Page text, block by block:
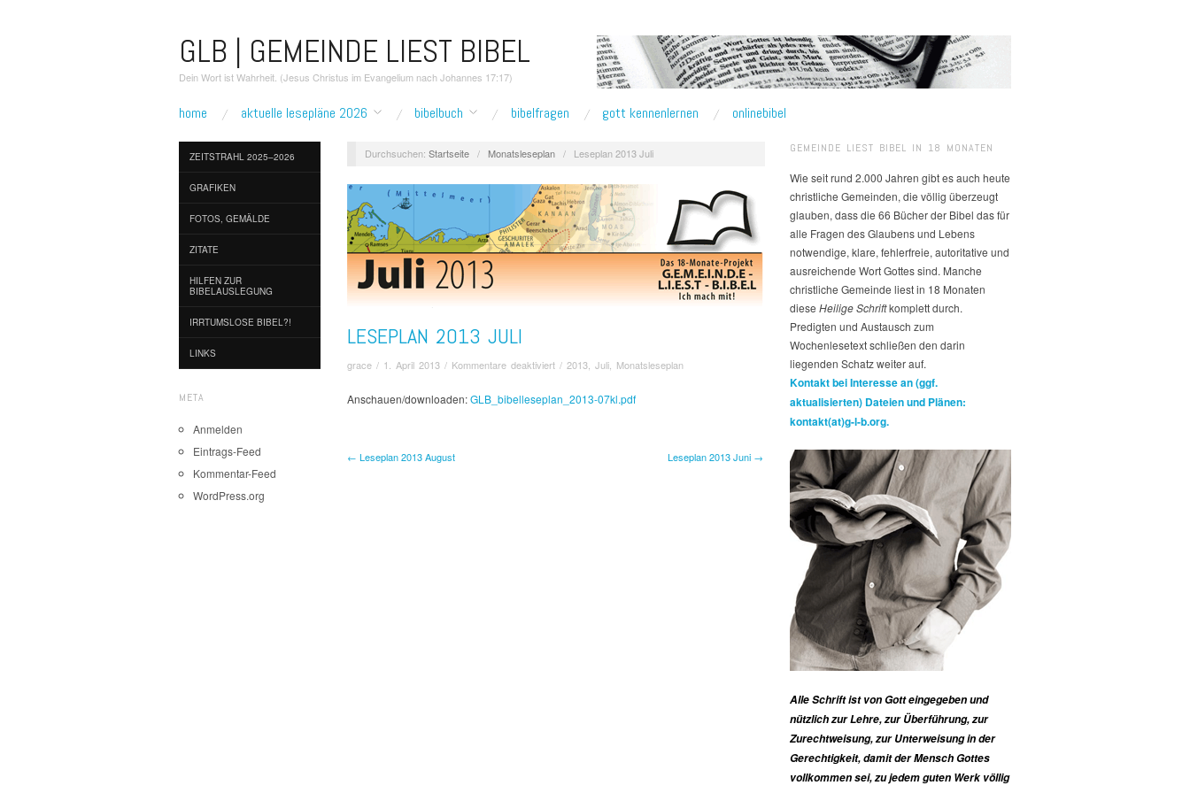
GLB | GEMEINDE LIEST BIBEL
Dein Wort ist Wahrheit. (Jesus Christus im Evangelium nach Johannes 17:17)
home aktuelle lesepläne 2026 bibelbuch bibelfragen gott kennenlernen onlinebibel
ZEITSTRAHL 2025–2026
GRAFIKEN
FOTOS, GEMÄLDE
ZITATE
HILFEN ZUR
BIBELAUSLEGUNG
IRRTUMSLOSE BIBEL?!
LINKS
META
Anmelden
Eintrags-Feed
Kommentar-Feed
WordPress.org
Durchsuchen: Startseite / Monatsleseplan / Leseplan 2013 Juli
LESEPLAN 2013 JULI
grace / 1. April 2013 / Kommentare deaktiviertfür
2013
/ 2013 Juli Monatsleseplan
Anschauen/downloaden:GLB_bibelleseplan_2013-07kl.pdf
← Leseplan 2013 August Leseplan 2013 Juni →
GEMEINDE LIEST BIBEL IN 18 MONATEN
Wie seit rund 2.000 Jahren gibt es auch heute
christliche Gemeinden, die völlig überzeugt
glauben, dass die 66 Bücher der Bibel das für
alle Fragen des Glaubens und Lebens
notwendige, klare, fehlerfreie, autoritative und
ausreichende Wort Gottes sind. Manche
christliche Gemeinde liest in 18 Monaten
diese Heilige Schriftkomplett durch.
Predigten und Austausch zum
Wochenlesetext schließen den darin
liegenden Schatz weiter auf.
Kontakt bei Interesse an (ggf.
aktualisierten) Dateien und Plänen:
kontakt(at)g-l-b.org.
Alle Schrift ist von Gott eingegeben und
nützlich zur Lehre, zur Überführung, zur
Zurechtweisung, zur Unterweisung in der
Gerechtigkeit, damit der Mensch Gottes
vollkommen sei, zu jedem guten Werk völlig